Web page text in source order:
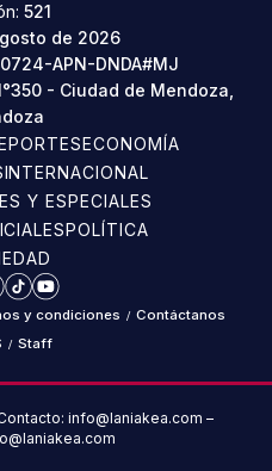
521
de 2026
APN-DNDA#MJ
- Ciudad de Mendoza,
ECONOMÍA
INTERNACIONAL
Y ESPECIALES
POLÍTICA
TikTokYouTube
y condiciones / Contáctanos
/ Staff
info@laniakea.com –